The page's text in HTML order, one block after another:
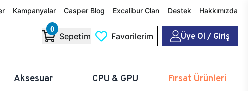
Kampanyalar Casper Blog Excalibur Clan Destek Hakkımızda
0
Sepetim Favorilerim Üye Ol / Giriş
Aksesuar CPU & GPU Fırsat Ürünleri